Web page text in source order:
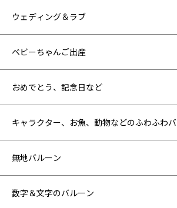
ウェディング＆ラブ
ベビーちゃんご出産
おめでとう、記念日など
キャラクター、お魚、動物などのふわふわ
無地バルーン
数字＆文字のバルーン